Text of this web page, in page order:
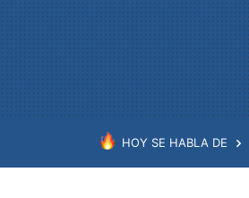
HOY SE HABLA DE